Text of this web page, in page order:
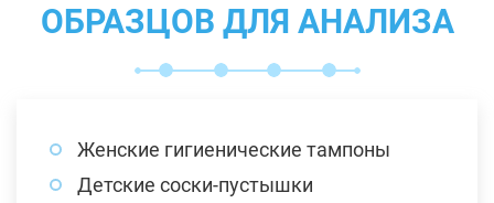
ОБРАЗЦОВ ДЛЯ АНАЛИЗА
Женские гигиенические тампоны
Детские соски-пустышки